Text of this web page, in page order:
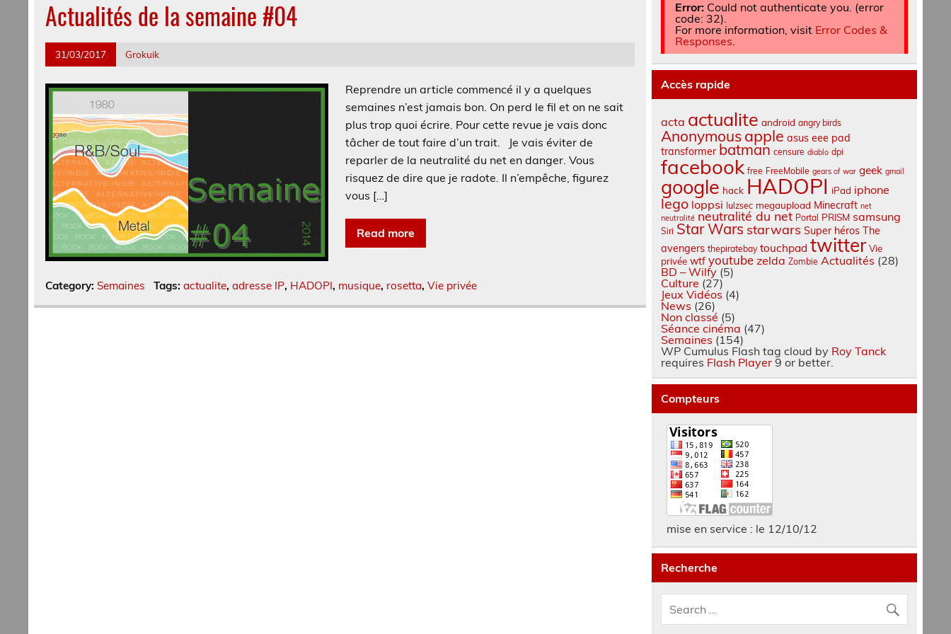
Actualités de la semaine #04
31/03/2017 Grokuik
Reprendre un article commencé il y a quelques
semaines n’est jamais bon. On perd le fil et on ne sait
plus trop quoi écrire. Pour cette revue je vais donc
tâcher de tout faire d’un trait. Je vais éviter de
reparler de la neutralité du net en danger. Vous
risquez de dire que je radote. Il n’empêche, figurez
vous […]
Read more
Category: Semaines Tags: actualite, adresse IP, HADOPI, musique, rosetta, Vie privée
Error: Could not authenticate you. (error
code: 32).
For more information, visit Error Codes &
Responses
Accès rapide
acta actualite android angry birds
Anonymousapple asus eee pad
transformer batman censure diablo dpi
facebook free FreeMobile gears of war geek gmail
google hack HADOPI iPad iphone
lego loppsi lulzsec megaupload Minecraft net
neutralité neutralité du net Portal PRISM samsung
Siri Star Wars starwars Super héros The
avengers thepiratebay touchpad twitter Vie
privée wtf youtube zelda Zombie Actualités (28)
BD – Wilfy (5)
Culture (27)
Jeux Vidéos (4)
News (26)
Non classé (5)
Séance cinéma (47)
Semaines (154)
WP Cumulus Flash tag cloud by Roy Tanck
requires Flash Player 9 or better.
Compteurs
mise en service : le 12/10/12
Recherche